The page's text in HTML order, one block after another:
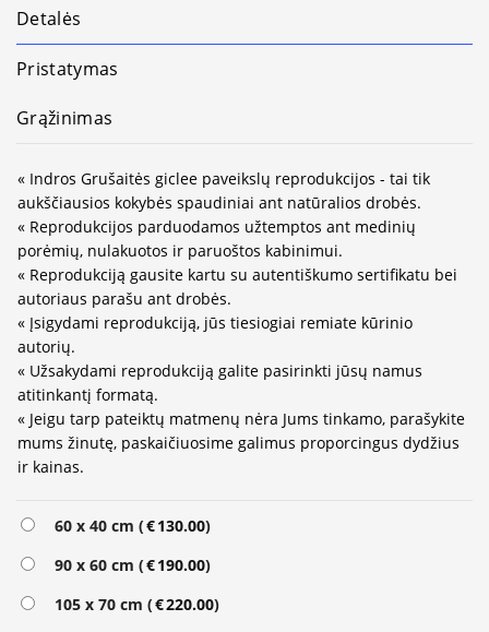
Detalės
Pristatymas
Grąžinimas
« Indros Grušaitės giclee paveikslų reprodukcijos - tai tik
aukščiausios kokybės spaudiniai ant natūralios drobės.
« Reprodukcijos parduodamos užtemptos ant medinių
porėmių, nulakuotos ir paruoštos kabinimui.
« Reprodukciją gausite kartu su autentiškumo sertifikatu bei
autoriaus parašu ant drobės.
« Įsigydami reprodukciją, jūs tiesiogiai remiate kūrinio
autorių.
« Užsakydami reprodukciją galite pasirinkti jūsų namus
atitinkantį formatą.
« Jeigu tarp pateiktų matmenų nėra Jums tinkamo, parašykite
mums žinutę, paskaičiuosime galimus proporcingus dydžius
ir kainas.
60 x 40 cm (€130.00)
90 x 60 cm (€190.00)
105 x 70 cm (€220.00)
Alternative: